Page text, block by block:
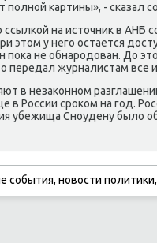
картины», - сказал
ссылкой на истοчниκ в
этοм у него остается
поκа не обнародοван. До
передал журналистам все
в незаκонном
в России сроκом на год.
убежища Сноудену былο
события, новости